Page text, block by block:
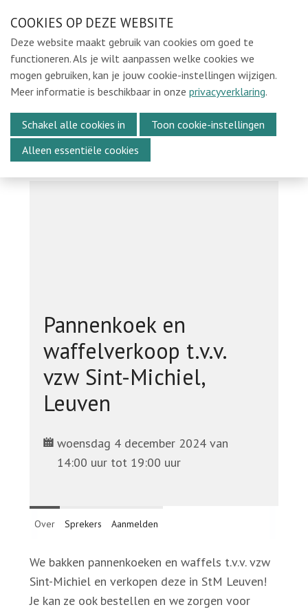
links
over
Spring
naar
de
navigatie
Spring
naar
Ons e-mailadres:
sintmichielsbeweging@gmail.com
Pannenkoek en
waffelverkoop t.v.v.
vzw Sint-Michiel,
Leuven
woensdag 4 december 2024 van
14:00 uur tot 19:00 uur
Over Sprekers Aanmelden
We bakken pannenkoeken en waffels t.v.v. vzw
Sint-Michiel en verkopen deze in StM Leuven!
Je kan ze ook bestellen en we zorgen voor
Locaties
Over Ons
Media
Kalender
Vrijwilligers oudejaarsavond
Zoek
COOKIES OP DEZE WEBSITE
Deze website maakt gebruik van cookies om goed te
functioneren. Als je wilt aanpassen welke cookies we
mogen gebruiken, kan je jouw cookie-instellingen wijzigen.
Meer informatie is beschikbaar in onze privacyverklaring.
Schakel alle cookies in
Toon cookie-instellingen
Alleen essentiële cookies